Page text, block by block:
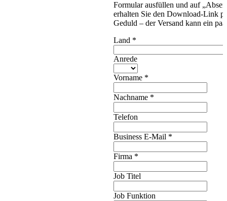
Formular ausfüllen und auf
erhalten Sie den Download-Link
Geduld – der Versand kann ein
Land *
Anrede
Vorname *
Nachname *
Telefon
Business E-Mail *
Firma *
Job Titel
Job Funktion